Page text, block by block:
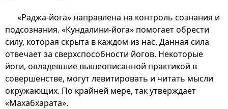
«Раджа-йога» направлена на контроль сознания и
подсознания. «Кундалини-йога» помогает обрести
силу, которая скрыта в каждом из нас. Данная сила
отвечает за сверхспособности йогов. Некоторые
йоги, овладевшие вышеописанной практикой в
совершенстве, могут левитировать и читать мысли
окружающих. По крайней мере, так утверждает
«Махабхарата».